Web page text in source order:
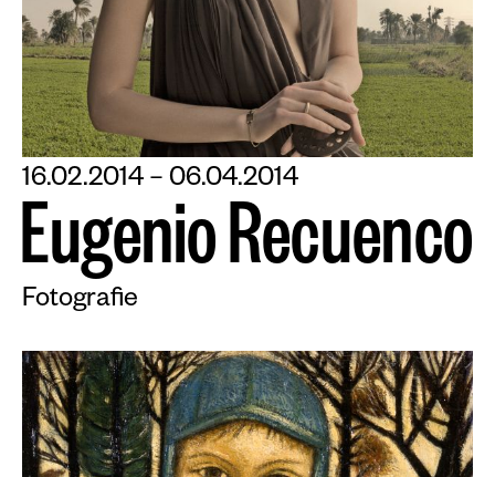
16.02.2014 – 06.04.2014
EugenioRecuenco
Fotografie